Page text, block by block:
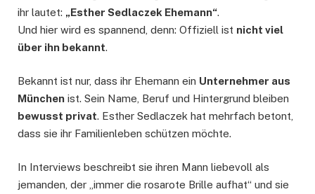
ihr lautet: „Esther Sedlaczek Ehemann“.
Und hier wird es spannend, denn: Offiziell ist nicht viel
über ihn bekannt.
Bekannt ist nur, dass ihr Ehemann ein Unternehmer aus
München ist. Sein Name, Beruf und Hintergrund bleiben
bewusst privat. Esther Sedlaczek hat mehrfach betont,
dass sie ihr Familienleben schützen möchte.
In Interviews beschreibt sie ihren Mann liebevoll als
jemanden, der „immer die rosarote Brille aufhat“ und sie